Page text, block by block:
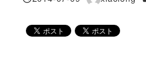
投稿日
著